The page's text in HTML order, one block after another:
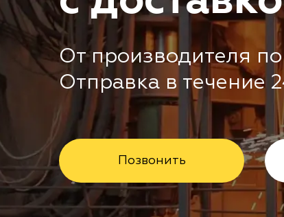
От производителя
Отправка в течение
Позвонить